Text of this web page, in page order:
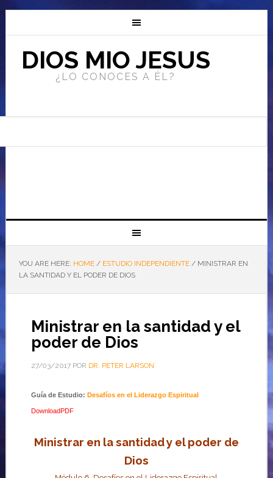
DIOS MIO JESUS
¿LO CONOCES A ÉL?
YOU ARE HERE: HOME / ESTUDIO INDEPENDIENTE /MINISTRAR EN
LA SANTIDAD Y EL PODER DE DIOS
Ministrar en la santidad y el
poder de Dios
27/03/2017POR DR. PETER LARSON
Guía de Estudio: Desafíos en el Liderazgo Espiritual
DownloadPDF
Ministrar en la santidad y el poder de
Dios